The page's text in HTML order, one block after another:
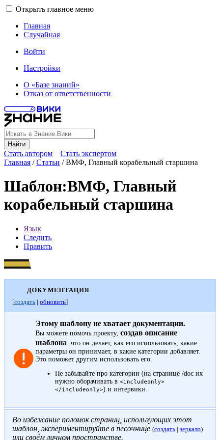
Открыть главное меню
Главная
Случайная
Войти
Настройки
О «Базе знаний»
Отказ от ответственности
Найти
Стать автором
Стать экспертом
Главная /Статьи /ВМФ, Главный корабельный старшина
Шаблон:ВМФ, Главный
корабельный старшина
Язык
Следить
Править
ДОКУМЕНТАЦИЯ
[создать | обновить]
Этому шаблону не хватает документации.
Вы можете помочь проекту, создав описание
шаблона: что он делает, как его использовать, какие
параметры он принимает, в какие категории добавляет.
Это поможет другим использовать его.
Не забывайте про категории (на странице /doc их
нужно оборачивать в <includeonly>
</includeonly>) и интервики.
Во избежание поломок страниц, использующих этот
шаблон, экспериментируйте в песочнице (создать | зеркало)
или своём личном пространстве.